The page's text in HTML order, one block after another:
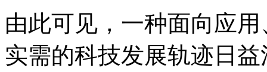
由此可见，一种面向应
实需的科技发展轨迹日